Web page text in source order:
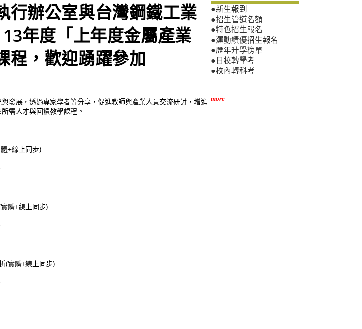
行辦公室與台灣鋼鐵工業
年度「上年度金屬產業
程，歡迎踴躍參加
發展，透過專家學者等分享，促進教師與產業人員交流研討，增進
需人才與回饋教學課程。
+線上同步)
體+線上同步)
(實體+線上同步)
●新生報到
●招生管道名額
●特色招生報名
●運動績優招生報名
●歷年升學榜單
●日校轉學考
●校內轉科考
more